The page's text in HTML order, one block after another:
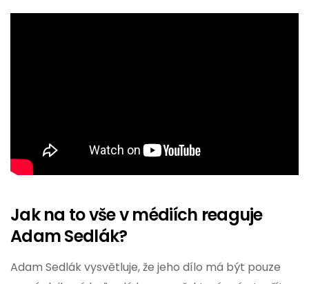
Jak na to vše v médiích reaguje
Adam Sedlák?
Adam Sedlák vysvětluje, že jeho dílo má být pouze